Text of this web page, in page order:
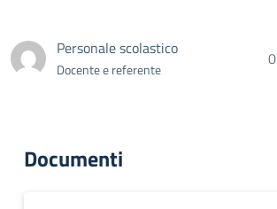
Personale scolastico
Docente e referente 0
Documenti